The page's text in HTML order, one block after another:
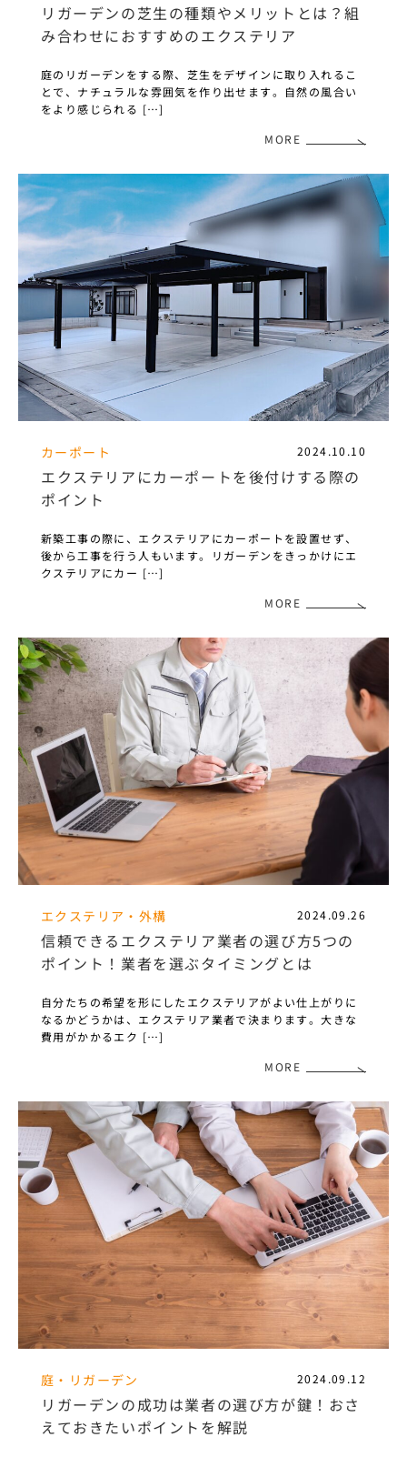
リガーデンの芝生の種類やメリットとは？組
み合わせにおすすめのエクステリア
庭のリガーデンをする際、芝生をデザインに取り入れるこ
とで、ナチュラルな雰囲気を作り出せます。自然の風合い
をより感じられる […]
MORE
カーポート 2024.10.10
エクステリアにカーポートを後付けする際の
ポイント
新築工事の際に、エクステリアにカーポートを設置せず、
後から工事を行う人もいます。リガーデンをきっかけにエ
クステリアにカー […]
MORE
エクステリア・外構 2024.09.26
信頼できるエクステリア業者の選び方5つの
ポイント！業者を選ぶタイミングとは
自分たちの希望を形にしたエクステリアがよい仕上がりに
なるかどうかは、エクステリア業者で決まります。大きな
費用がかかるエク […]
MORE
庭・リガーデン 2024.09.12
リガーデンの成功は業者の選び方が鍵！おさ
えておきたいポイントを解説